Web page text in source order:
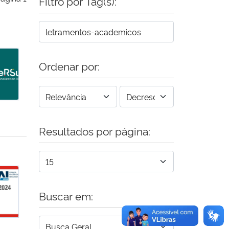
Ordenar por:
Resultados por página:
Buscar em: